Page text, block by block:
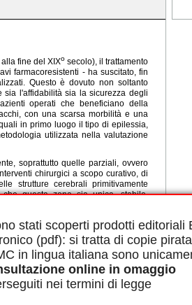
stati scoperti prodotti editoriali
(pdf): si tratta di copie
in lingua italiana sono
online in omaggio
nei termini di legge
fine del XIXo secolo), il trattamento
farmacoresistenti - ha suscitato, fin
Questo è dovuto non soltanto
sia l'affidabilità sia la sicurezza degli
operati che beneficiano della
con una scarsa morbilità e una
in primo luogo il tipo di epilessia,
utilizzata nella valutazione
soprattutto quelle parziali, ovvero
chirurgici a scopo curativo, di
strutture cerebrali primitivamente
questa zona sia unica, stabile,
sebbene si tratti spesso di
regioni funzionali può giustificare il
l'espansione intracorticale delle
infantili, può essere indicata la
A parità di efficacia
evita di lasciare uno spazio morto
a scopo palliativo, alcuni dei quali
delle scariche (callosotomia)
di ipersincronia che caratterizzano il
a volte il solo quadro delle